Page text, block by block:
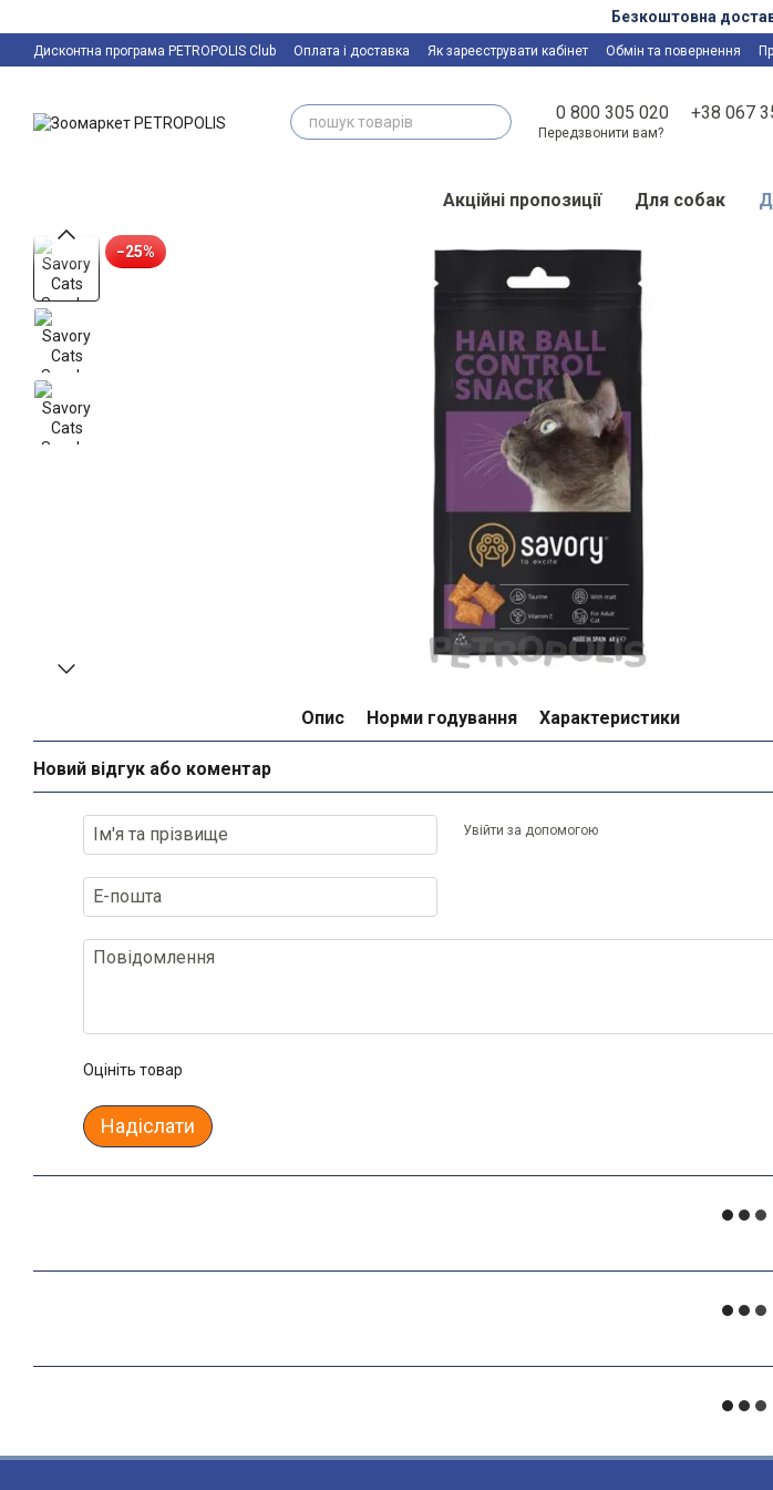
Безкоштовна
Дисконтна програма PETROPOLIS Club Оплата і доставка Як зареєструвати кабінет Обмін та повернення
0 800 305 020 +38 067
Передзвонити вам?
Акційні пропозиції Для собак
−25%
Опис Норми годування Характеристики
Новий відгук або коментар
Увійти за допомогою
Оцініть товар
Надіслати